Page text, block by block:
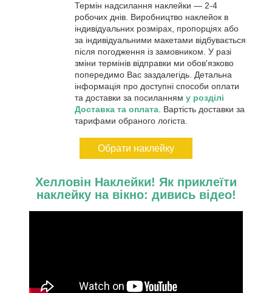
Термін надсилання наклейки — 2-4
робочих днів. Виробництво наклейок в
індивідуальних розмірах, пропорціях або
за індивідуальними макетами відбувається
після погодження із замовником. У разі
зміни термінів відправки ми обов'язково
попередимо Вас заздалегідь. Детальна
інформація про доступні способи оплати
та доставки за посиланням у розділі
Доставка та оплата. Вартість доставки за
тарифами обраного логіста.
Обрати наклейку
Хелловін Наклейки! Як приклеїти
наклейку на вікно: дивись відео!